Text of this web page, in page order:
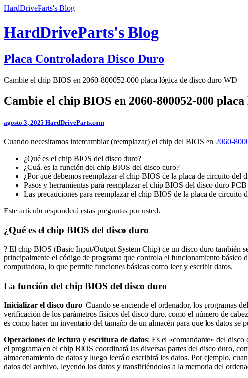
HardDriveParts's Blog
HardDriveParts's Blog
Placa Controladora Disco Duro
Cambie el chip BIOS en 2060-800052-000 placa lógica de disco duro WD
Cambie el chip BIOS en 2060-800052-000
agosto 3, 2025 HardDriveParts.com
Cuando necesitamos intercambiar (reemplazar) el chip del BIOS en 2060-
¿Qué es el chip BIOS del disco duro?
¿Cuál es la función del chip BIOS del disco duro?
¿Por qué debemos reemplazar el chip BIOS de la placa de circuito del
Pasos y herramientas para reemplazar el chip BIOS del disco duro PCB
Las precauciones para reemplazar el chip BIOS de la placa de circuito
Este artículo responderá estas preguntas por usted.
¿Qué es el chip BIOS del disco duro
? El chip BIOS (Basic Input/Output System Chip) de un disco duro también
principalmente el código de programa que controla el funcionamiento básico
computadora, lo que permite funciones básicas como leer y escribir datos.
La función del chip BIOS del disco duro
Inicializar el disco duro: Cuando se enciende el ordenador, los programas
verificación de los parámetros físicos del disco duro, como el número de
es como hacer un inventario del tamaño de un almacén para que los datos se
Operaciones de lectura y escritura de datos: Es el «comandante» del
el programa en el chip BIOS coordinará las diversas partes del disco duro,
almacenamiento de datos y luego leerá o escribirá los datos. Por ejemplo,
datos del archivo, leyendo los datos y transfiriéndolos a la memoria del